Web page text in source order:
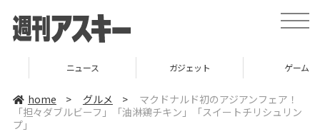
t
o
e
i
ニュース ガジェット
home > グルメ >
マクドナルド初のアジアンフェア！
「担々ダブルビーフ」「油淋鶏チキン」「スイートチリシュリン
プ」